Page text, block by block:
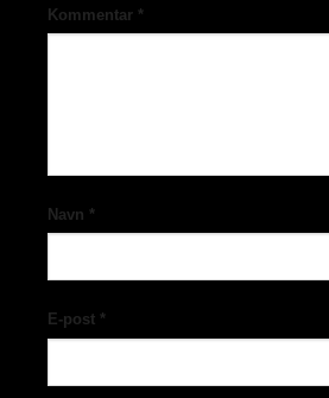
Kommentar *
Navn *
E-post *